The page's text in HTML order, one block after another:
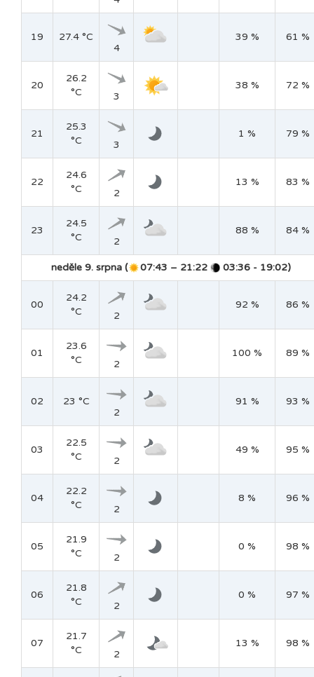
19
27.4 °C
4
39 % 61 %
20
26.2
°C
3
38 % 72 %
21
25.3
°C
3
1 % 79 %
22
24.6
°C
2
13 % 83 %
23
24.5
°C
2
88 % 84 %
neděle 9. srpna ( 07:43 – 21:22 03:36 - 19:02)
00
24.2
°C
2
92 % 86 %
01
23.6
°C
2
100 % 89 %
02
23 °C
2
91 % 93 %
03
22.5
°C
2
49 % 95 %
04
22.2
°C
2
8 % 96 %
05
21.9
°C
2
0 % 98 %
06
21.8
°C
2
0 % 97 %
07
21.7
°C
2
13 % 98 %